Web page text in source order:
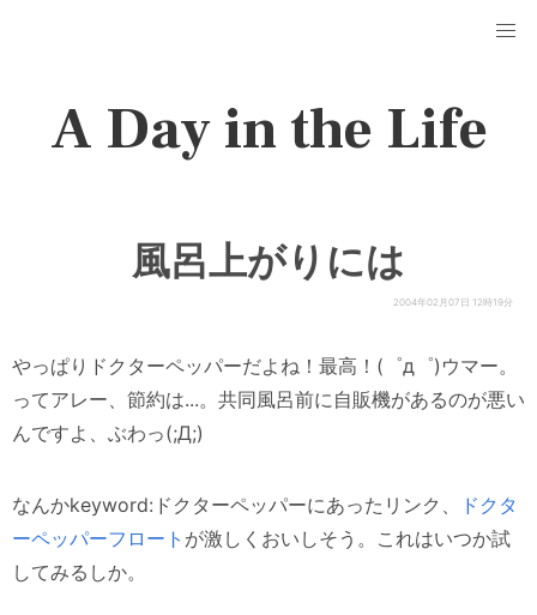
A Day in the Life
風呂上がりには
2004年02月07日 12時19分
やっぱりドクターペッパーだよね！最高！(゜д゜)ウマー。
ってアレー、節約は...。共同風呂前に自販機があるのが悪い
んですよ、ぶわっ(;Д;)
なんかkeyword:ドクターペッパーにあったリンク、
ドクタ
ーペッパーフロート が激しくおいしそう。これはいつか試
してみるしか。